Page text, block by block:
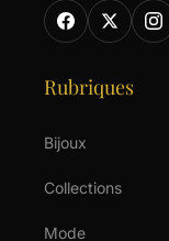
Rubriques
Bijoux
Collections
Mode